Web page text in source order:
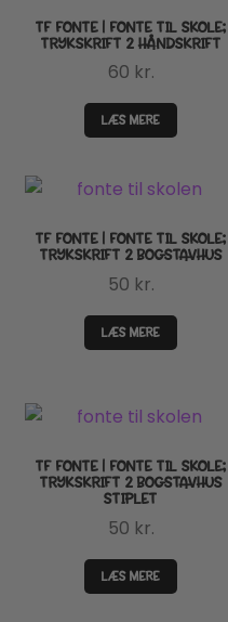
TF FONTE | FONTE TIL SKOLE;
TRYKSKRIFT 2 HÅNDSKRIFT
60 kr.
LÆS MERE
TF FONTE | FONTE TIL SKOLE;
TRYKSKRIFT 2 BOGSTAVHUS
50 kr.
LÆS MERE
TF FONTE | FONTE TIL SKOLE;
TRYKSKRIFT 2 BOGSTAVHUS
STIPLET
50 kr.
LÆS MERE